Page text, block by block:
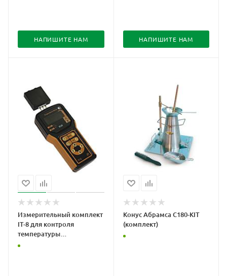
НАПИШИТЕ НАМ НАПИШИТЕ НАМ
Измерительный комплект
IT-8 для контроля
температуры
крупногабаритных
Конус Абрамса C180-KIT
(комплект)